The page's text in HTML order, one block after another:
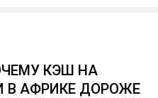
КЭШ НА
В АФРИКЕ ДОРОЖЕ